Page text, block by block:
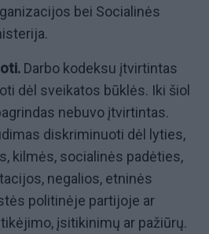
bei Socialinės
Darbo kodeksu įtvirtintas
dėl sveikatos būklės. Iki šiol
nebuvo įtvirtintas.
diskriminuoti dėl lyties,
kilmės, socialinės padėties,
negalios, etninės
politinėje partijoje ar
įsitikinimų ar pažiūrų.